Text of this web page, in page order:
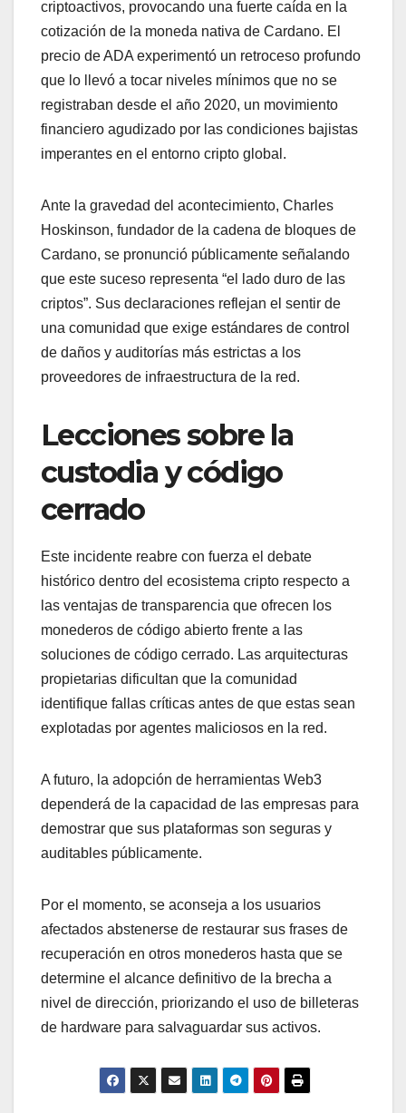
criptoactivos, provocando una fuerte caída en la
cotización de la moneda nativa de Cardano. El
precio de ADA experimentó un retroceso profundo
que lo llevó a tocar niveles mínimos que no se
registraban desde el año 2020, un movimiento
financiero agudizado por las condiciones bajistas
imperantes en el entorno cripto global.
Ante la gravedad del acontecimiento, Charles
Hoskinson, fundador de la cadena de bloques de
Cardano, se pronunció públicamente señalando
que este suceso representa “el lado duro de las
criptos”. Sus declaraciones reflejan el sentir de
una comunidad que exige estándares de control
de daños y auditorías más estrictas a los
proveedores de infraestructura de la red.
Lecciones sobre la
custodia y código
cerrado
Este incidente reabre con fuerza el debate
histórico dentro del ecosistema cripto respecto a
las ventajas de transparencia que ofrecen los
monederos de código abierto frente a las
soluciones de código cerrado. Las arquitecturas
propietarias dificultan que la comunidad
identifique fallas críticas antes de que estas sean
explotadas por agentes maliciosos en la red.
A futuro, la adopción de herramientas Web3
dependerá de la capacidad de las empresas para
demostrar que sus plataformas son seguras y
auditables públicamente.
Por el momento, se aconseja a los usuarios
afectados abstenerse de restaurar sus frases de
recuperación en otros monederos hasta que se
determine el alcance definitivo de la brecha a
nivel de dirección, priorizando el uso de billeteras
de hardware para salvaguardar sus activos.